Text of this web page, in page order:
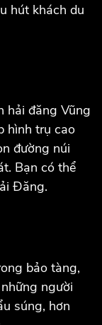
hút khách du
hải đăng Vũng
hình trụ cao
đường núi
Bạn có thể
Đăng.
bảo tàng,
người
súng, hơn